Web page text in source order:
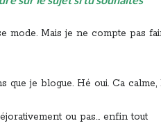
mode. Mais je ne compte pas
que je blogue. Hé oui. Ca calme,
ou pas… enfin tout